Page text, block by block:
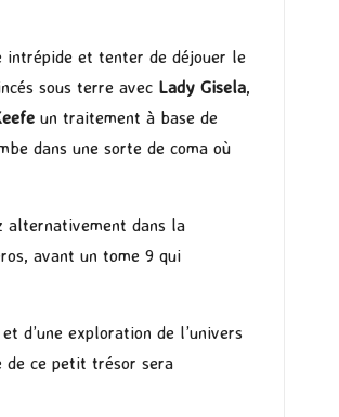
intrépide et tenter de déjouer le
sous terre avec Lady Gisela,
un traitement à base de
dans une sorte de coma où
alternativement dans la
avant un tome 9 qui
d’une exploration de l’univers
de ce petit trésor sera